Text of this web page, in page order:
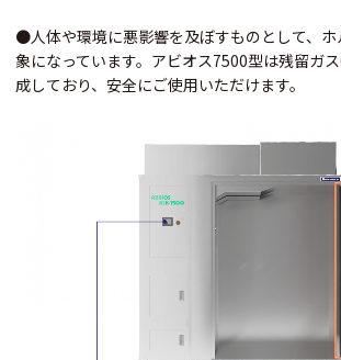
●人体や環境に悪影響を及ぼすものとして、
象になっています。アビオス7500型は残留ガ
成しており、安全にご使用いただけます。